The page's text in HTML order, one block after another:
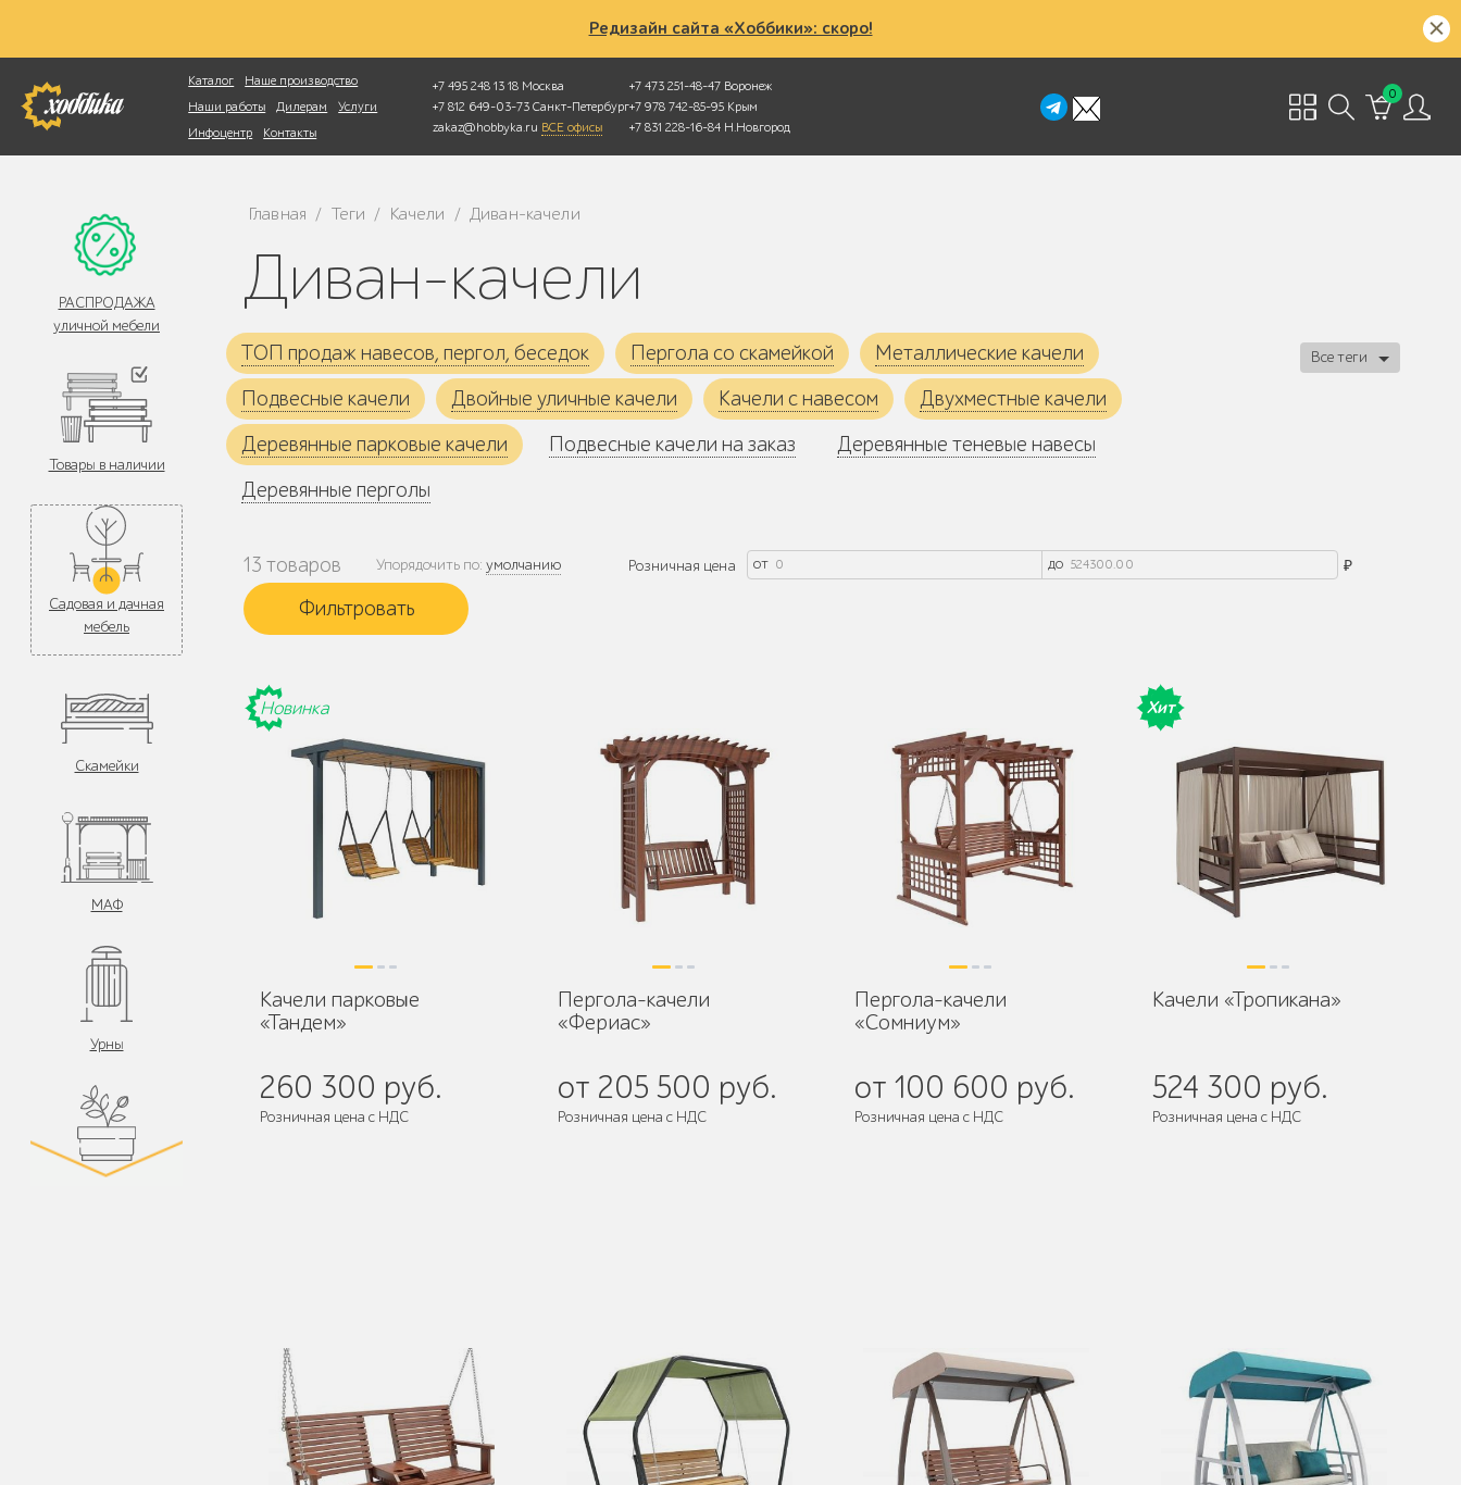
Редизайн сайта «Хоббики»: скоро!
Каталог
Наше производство
Наши работы
Дилерам
Услуги
Инфоцентр
Контакты
+7 495 248 13 18 Москва
+7 812 649-03-73 Санкт-Петербург
zakaz@hobbyka.ru ВСЕ офисы
+7 473 251-48-47 Воронеж
+7 978 742-85-95 Крым
+7 831 228-16-84 Н.Новгород
0
Фотопоиск
РАСПРОДАЖА
уличной мебели
Товары в наличии
Садовая и дачная
мебель
Скамейки
МАФ
Урны
Цветочницы и
Главная / Теги / Качели / Диван-качели
Диван-качели
ТОП продаж навесов, пергол, беседок Пергола со скамейкой
Металлические качели
Подвесные качели
Двойные уличные качели Качели с навесом
Двухместные качели
Деревянные парковые качели
Подвесные качели на заказ
Деревянные теневые навесы
Деревянные перголы
Все теги
13 товаров Упорядочить по: умолчанию Розничная цена от до ₽
Новинка
Качели парковые
«Тандем»
260 300 руб.
Розничная цена с НДС
Пергола-качели
«Фериас»
от 205 500 руб.
Розничная цена с НДС
Пергола-качели
«Сомниум»
от 100 600 руб.
Розничная цена с НДС
Хит
Качели «Тропикана»
524 300 руб.
Розничная цена с НДС